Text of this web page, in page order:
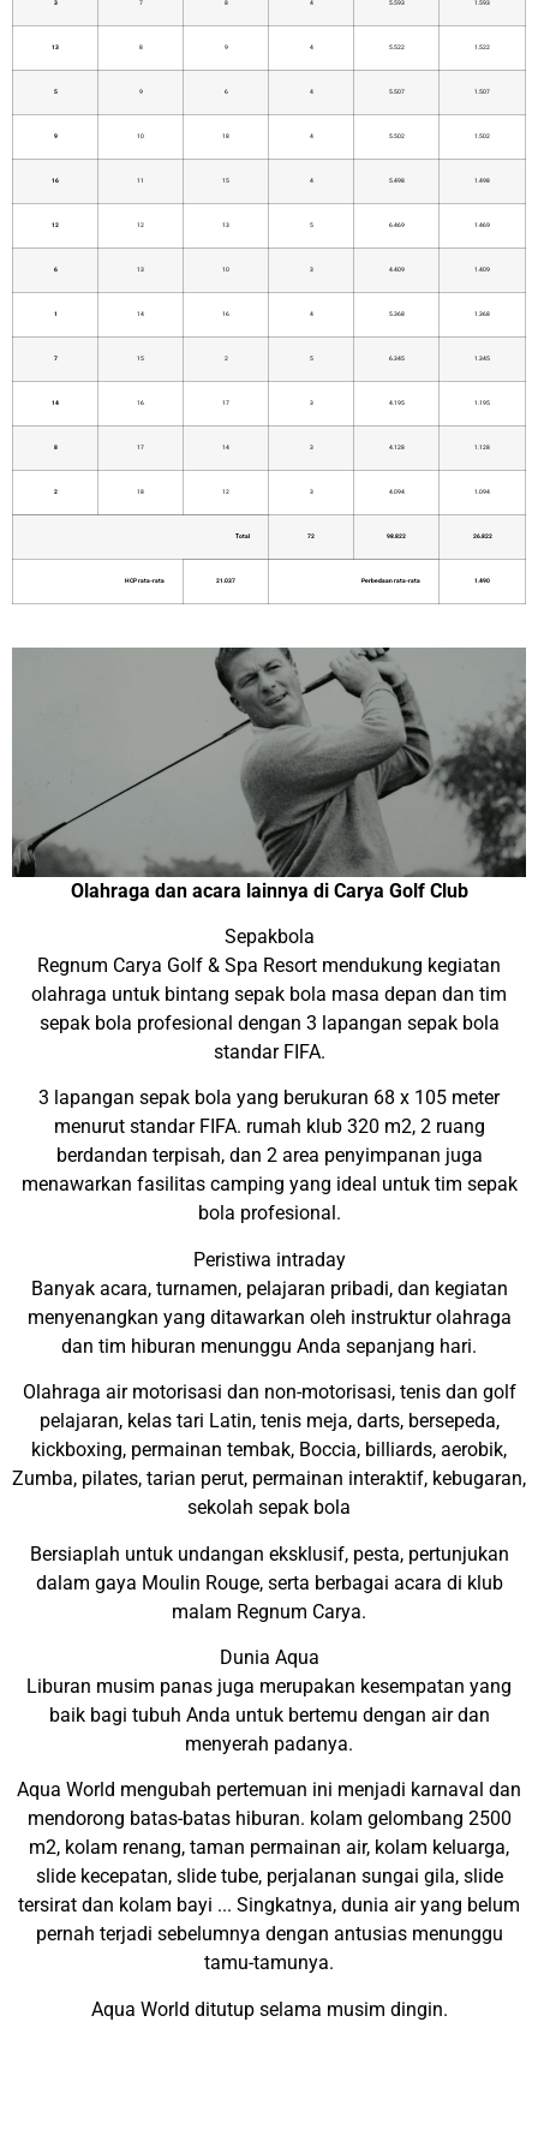
3 7 8 4 5.593 1.593
13 8 9 4 5.522 1.522
5 9 6 4 5.507 1.507
9 10 18 4 5.502 1.502
16 11 15 4 5.498 1.498
12 12 13 5 6.469 1.469
6 13 10 3 4.409 1.409
1 14 16 4 5.368 1.368
7 15 2 5 6.345 1.345
14 16 17 3 4.195 1.195
8 17 14 3 4.128 1.128
2 18 12 3 4.094 1.094
Total 72 98.822 26.822
HCP rata-rata 21.037 Perbedaan rata-rata 1.490
Olahraga dan acara lainnya di Carya Golf Club
Sepakbola
Regnum Carya Golf & Spa Resort mendukung kegiatan
olahraga untuk bintang sepak bola masa depan dan tim
sepak bola profesional dengan 3 lapangan sepak bola
standar FIFA.
3 lapangan sepak bola yang berukuran 68 x 105 meter
menurut standar FIFA. rumah klub 320 m2, 2 ruang
berdandan terpisah, dan 2 area penyimpanan juga
menawarkan fasilitas camping yang ideal untuk tim sepak
bola profesional.
Peristiwa intraday
Banyak acara, turnamen, pelajaran pribadi, dan kegiatan
menyenangkan yang ditawarkan oleh instruktur olahraga
dan tim hiburan menunggu Anda sepanjang hari.
Olahraga air motorisasi dan non-motorisasi, tenis dan golf
pelajaran, kelas tari Latin, tenis meja, darts, bersepeda,
kickboxing, permainan tembak, Boccia, billiards, aerobik,
Zumba, pilates, tarian perut, permainan interaktif, kebugaran,
sekolah sepak bola
Bersiaplah untuk undangan eksklusif, pesta, pertunjukan
dalam gaya Moulin Rouge, serta berbagai acara di klub
malam Regnum Carya.
Dunia Aqua
Liburan musim panas juga merupakan kesempatan yang
baik bagi tubuh Anda untuk bertemu dengan air dan
menyerah padanya.
Aqua World mengubah pertemuan ini menjadi karnaval dan
mendorong batas-batas hiburan. kolam gelombang 2500
m2, kolam renang, taman permainan air, kolam keluarga,
slide kecepatan, slide tube, perjalanan sungai gila, slide
tersirat dan kolam bayi ... Singkatnya, dunia air yang belum
pernah terjadi sebelumnya dengan antusias menunggu
tamu-tamunya.
Aqua World ditutup selama musim dingin.